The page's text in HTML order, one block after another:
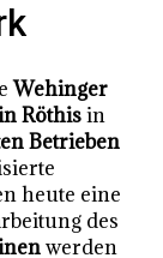
Wehinger
Röthisin
Betrieben
heute eine
des
werden